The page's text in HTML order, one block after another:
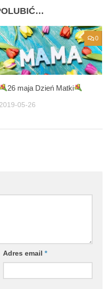
0
26 maja Dzień Matki
2019-05-26
Adres email *